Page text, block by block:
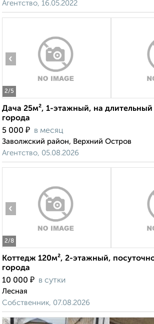
Агентство, 16.05.2022
2/5
‹
Дача 25м², 1-этажный, на
города
5 000 ₽ в месяц
Заволжский район, Верхний Остров
Агентство, 05.08.2026
2/8
‹
Коттедж 120м², 2-этажный,
города
10 000 ₽ в сутки
Лесная
Собственник, 07.08.2026